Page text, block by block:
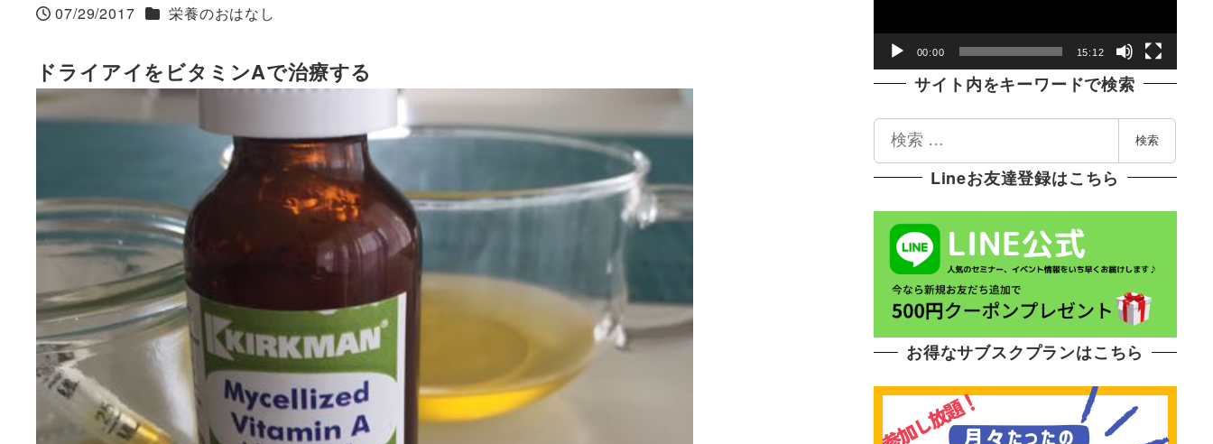
投稿日
07/29/2017 カテゴリー
栄養のおはなし
ドライアイをビタミンAで治療する
ヤ
00:00 15:12
サイト内をキーワードで検索
検
検索
Lineお友達登録はこちら
お得なサブスクプランはこちら